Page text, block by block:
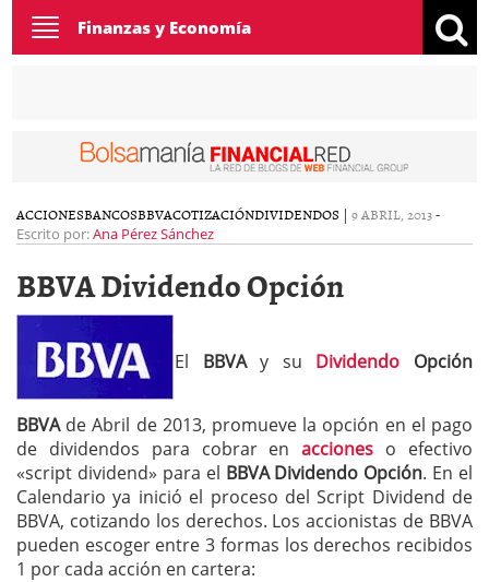
Toggle
navigation
Finanzas y Economía
ACCIONESBANCOSBBVACOTIZACIÓNDIVIDENDOS | 9 ABRIL, 2013-
Escrito por:Ana Pérez Sánchez
BBVA Dividendo Opción
El BBVAy su Dividendo Opción
BBVAde Abril de 2013, promueve la opción en el pago
de dividendos para cobrar en acciones o efectivo
«script dividend» para el BBVA Dividendo Opción. En el
Calendario ya inició el proceso del Script Dividend de
BBVA, cotizando los derechos. Los accionistas de BBVA
pueden escoger entre 3 formas los derechos recibidos
1 por cada acción en cartera: